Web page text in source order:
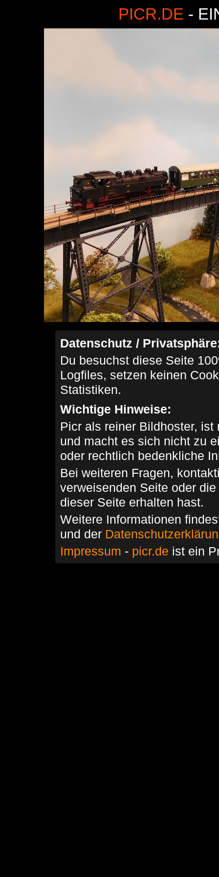
PICR.DE -
Datenschutz /
Du besuchst diese Seite
Logfiles, setzen keinen
Statistiken.
Wichtige Hinweise:
Picr als reiner Bildhoster,
und macht es sich nicht zu
oder rechtlich bedenkliche
Bei weiteren Fragen,
verweisenden Seite oder
dieser Seite erhalten hast.
Weitere Informationen
und der
Impressum - picr.de ist ein